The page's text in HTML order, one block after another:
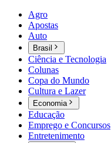
Agro
Apostas
Auto
Brasil
Ciência e Tecnologia
Colunas
Copa do Mundo
Cultura e Lazer
Economia
Educação
Emprego e Concursos
Entretenimento